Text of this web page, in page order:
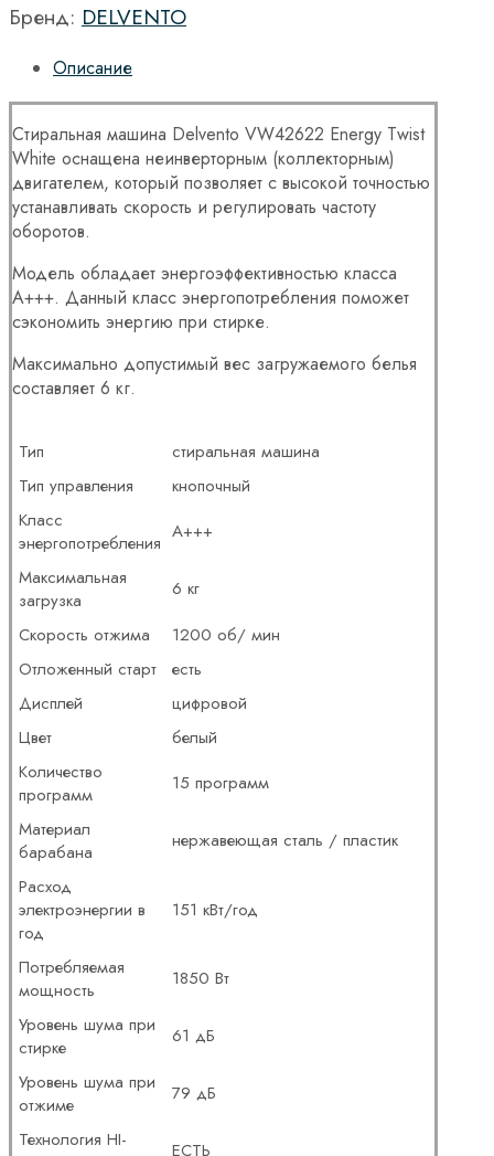
Бренд: DELVENTO
Описание
Стиральная машина Delvento VW42622 Energy Twist
White оснащена неинверторным (коллекторным)
двигателем, который позволяет с высокой точностью
устанавливать скорость и регулировать частоту
оборотов.
Модель обладает энергоэффективностью класса
А+++. Данный класс энергопотребления поможет
сэкономить энергию при стирке.
Максимально допустимый вес загружаемого белья
составляет 6 кг.
Тип
стиральная машина
Тип управления
кнопочный
Класс
энергопотребления A+++
Максимальная
загрузка
6 кг
Скорость отжима
1200 об/ мин
Отложенный старт
есть
Дисплей
цифровой
Цвет
белый
Количество
программ
15 программ
Материал
барабана
нержавеющая сталь / пластик
Расход
электроэнергии в
год
151 кВт/год
Потребляемая
мощность
1850 Вт
Уровень шума при
стирке
61 дБ
Уровень шума при
отжиме
79 дБ
Технология HI-
ЕСТЬ